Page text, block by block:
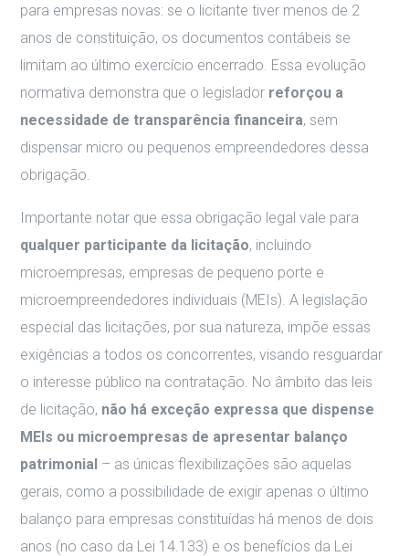
para empresas novas: se o licitante tiver menos de 2
anos de constituição, os documentos contábeis se
limitam ao último exercício encerrado. Essa evolução
normativa demonstra que o legislador reforçou a
necessidade de transparência financeira, sem
dispensar micro ou pequenos empreendedores dessa
obrigação.
Importante notar que essa obrigação legal vale para
qualquer participante da licitação, incluindo
microempresas, empresas de pequeno porte e
microempreendedores individuais (MEIs). A legislação
especial das licitações, por sua natureza, impõe essas
exigências a todos os concorrentes, visando resguardar
o interesse público na contratação. No âmbito das leis
de licitação, não há exceção expressa que dispense
MEIs ou microempresas de apresentar balanço
patrimonial – as únicas flexibilizações são aquelas
gerais, como a possibilidade de exigir apenas o último
balanço para empresas constituídas há menos de dois
anos (no caso da Lei 14.133) e os benefícios da Lei